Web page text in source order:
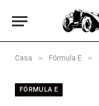
Casa » Fórmula E »
FÓRMULA E